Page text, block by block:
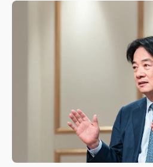
「白海豚」雨炸新北！通報
白海豚挾豪雨狂炸新北！時雨